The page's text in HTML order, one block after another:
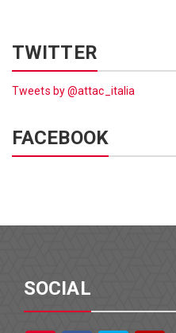
TWITTER
Tweets by @attac_italia
FACEBOOK
SOCIAL